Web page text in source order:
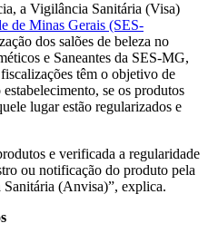
a Vigilância Sanitária (Visa)
de Minas Gerais (SES-
dos salões de beleza no
e Saneantes da SES-MG,
têm o objetivo de
se os produtos
lugar estão regularizados e
e verificada a regularidade
ou notificação do produto pela
(Anvisa)”, explica.